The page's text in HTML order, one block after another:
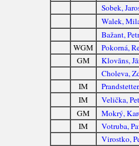
Sobek,
Walek,
Bažant,
WGM
Pokorná,
GM
Klovāns,
Choleva,
IM
IM
Velička,
GM
Mokrý,
IM
Votruba,
Virostko,